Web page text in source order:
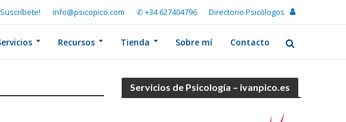
info@psicopico.com ✆ +34 627404796 Directorio Psicólogos
Recursos Tienda Sobre mí Contacto
Servicios de Psicología – ivanpico.es